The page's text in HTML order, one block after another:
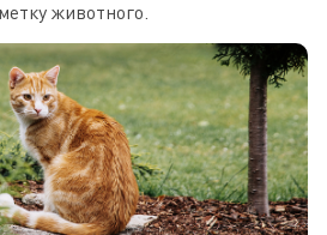
животного.